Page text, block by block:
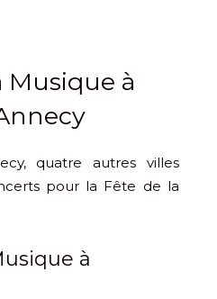
Musique à
quatre autres villes
pour la Fête de la
à